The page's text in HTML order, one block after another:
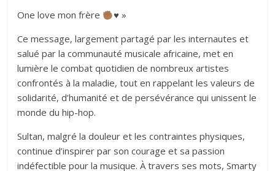
One love mon frère ♥️ »
Ce message, largement partagé par les internautes et
salué par la communauté musicale africaine, met en
lumière le combat quotidien de nombreux artistes
confrontés à la maladie, tout en rappelant les valeurs de
solidarité, d’humanité et de persévérance qui unissent le
monde du hip-hop.
Sultan, malgré la douleur et les contraintes physiques,
continue d’inspirer par son courage et sa passion
indéfectible pour la musique. À travers ses mots, Smarty